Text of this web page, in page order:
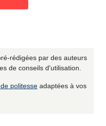
rédigées par des auteurs
de conseils d'utilisation.
politesse adaptées à vos